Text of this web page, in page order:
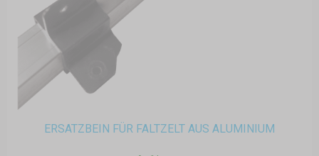
ERSATZBEIN FÜR FALTZELT AUS ALUMINIUM